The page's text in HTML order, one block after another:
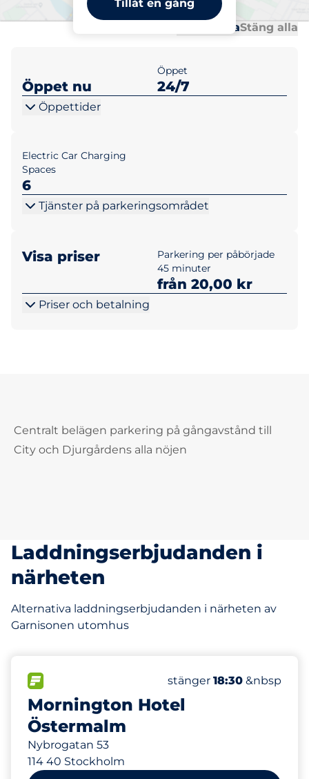
Tillåt en gång
Öppna allaStäng alla
Öppet nu
Öppet
24/7
Öppettider
Electric Car Charging
Spaces
6
Tjänster på parkeringsområdet
Visa priser
Parkering per påbörjade
45 minuter
från 20,00 kr
Priser och betalning
Centralt belägen parkering på gångavstånd till
City och Djurgårdens alla nöjen
Laddningserbjudanden i
närheten
Alternativa laddningserbjudanden i närheten av
Garnisonen utomhus
Mornington Hotel
Östermalm
Nybrogatan 53
114 40 Stockholm
Antal parkeringsplatser:
Totalt antal
Electric Car Charging
Torsdag&nbsp
stänger 18:30 &nbsp